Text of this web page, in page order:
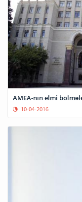
AMEA-nın elmi
10-04-2016